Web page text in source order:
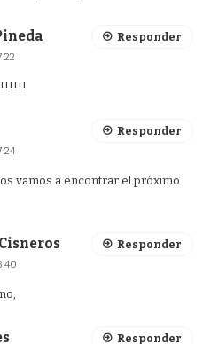
!!!!!!
Responder
vamos a encontrar el próximo
Responder
Responder
Responder